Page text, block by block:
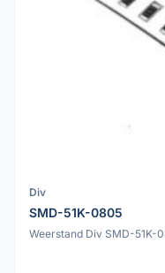
Div
SMD-51K-0805
Weerstand Div SMD-51K-